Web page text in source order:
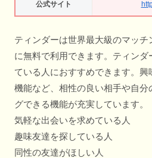
公式サイト
ティンダーは世界最大級のマッチ
に無料で利用できます。ティン
ている人におすすめできます。興
機能など、相性の良い相手や自分
グできる機能が充実しています。
気軽な出会いを求めている人
趣味友達を探している人
同性の友達がほしい人